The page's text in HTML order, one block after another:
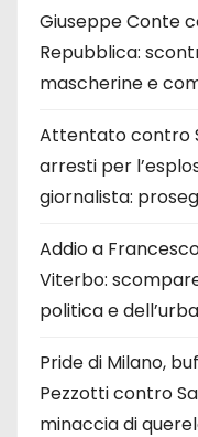
Giuseppe Conte
Repubblica:
mascherine e
Attentato contro
arresti per
giornalista:
Addio a
Viterbo:
politica e
Pride di Milano,
Pezzotti contro
minaccia di